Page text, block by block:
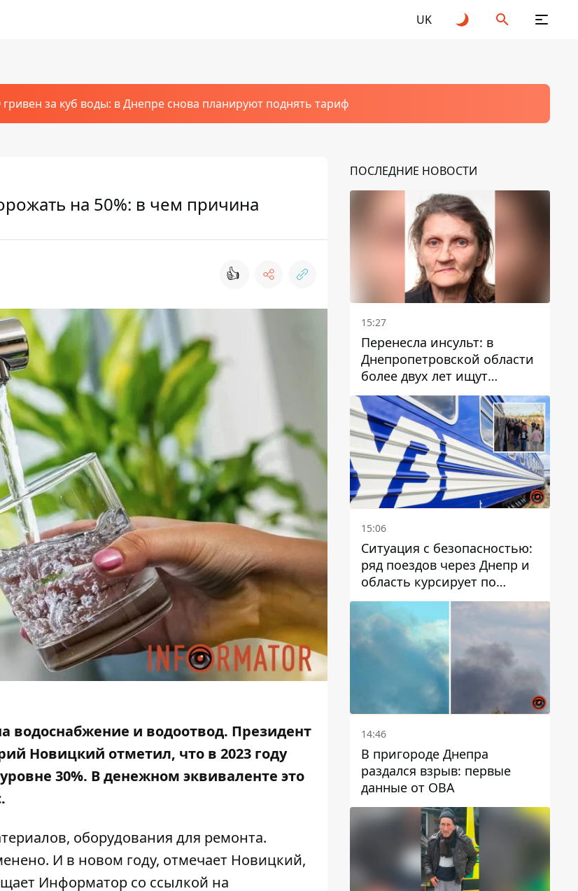
UK
гривен за куб воды: в Днепре снова планируют поднять тариф
на 50%: в чем причина
👍
водоснабжение и водоотвод. Президент
Новицкий отметил, что в 2023 году
30%. В денежном эквиваленте это
оборудования для ремонта.
И в новом году, отмечает Новицкий,
Информатор со ссылкой на
ПОСЛЕДНИЕ НОВОСТИ
15:27
Перенесла инсульт: в
Днепропетровской области
более двух лет ищут
пропавшую женщину
15:06
Ситуация с безопасностью:
ряд поездов через Днепр и
область курсирует по
измененному маршруту, а
часть пути заменили
автобусами и электричками
14:46
В пригороде Днепра
раздался взрыв: первые
данные от ОВА